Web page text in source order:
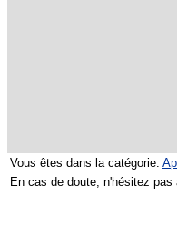
Vous êtes dans la catégorie:
En cas de doute, n'hésitez